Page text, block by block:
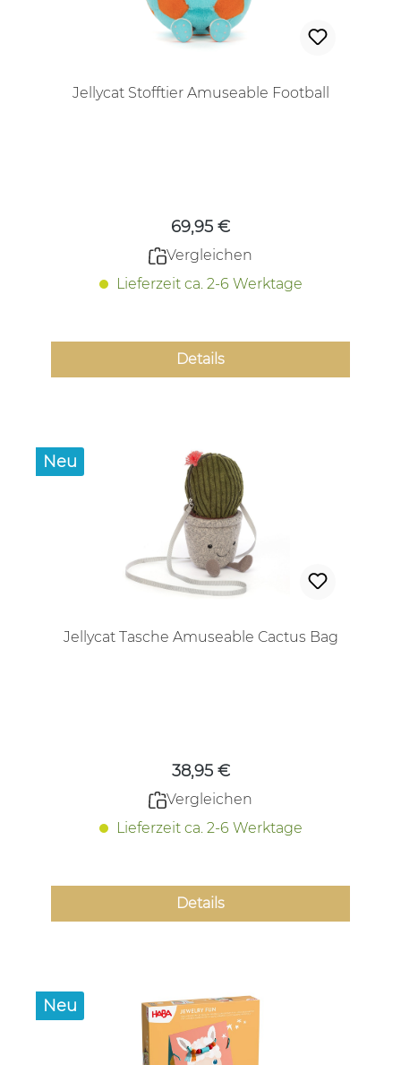
Jellycat Stofftier Amuseable Football
69,95 €
Vergleichen
Lieferzeit ca. 2-6 Werktage
Details
Neu
Jellycat Tasche Amuseable Cactus Bag
38,95 €
Vergleichen
Lieferzeit ca. 2-6 Werktage
Details
Neu